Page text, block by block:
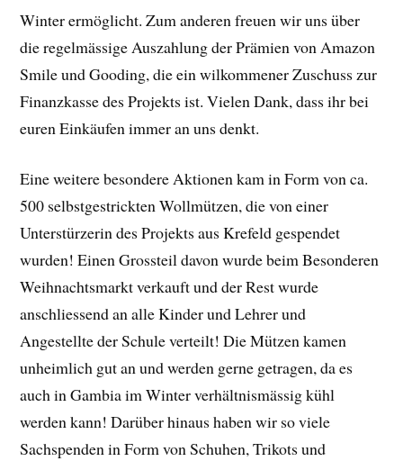
Winter ermöglicht. Zum anderen freuen wir uns über
die regelmässige Auszahlung der Prämien von Amazon
Smile und Gooding, die ein wilkommener Zuschuss zur
Finanzkasse des Projekts ist. Vielen Dank, dass ihr bei
euren Einkäufen immer an uns denkt.
Eine weitere besondere Aktionen kam in Form von ca.
500 selbstgestrickten Wollmützen, die von einer
Unterstürzerin des Projekts aus Krefeld gespendet
wurden! Einen Grossteil davon wurde beim Besonderen
Weihnachtsmarkt verkauft und der Rest wurde
anschliessend an alle Kinder und Lehrer und
Angestellte der Schule verteilt! Die Mützen kamen
unheimlich gut an und werden gerne getragen, da es
auch in Gambia im Winter verhältnismässig kühl
werden kann! Darüber hinaus haben wir so viele
Sachspenden in Form von Schuhen, Trikots und